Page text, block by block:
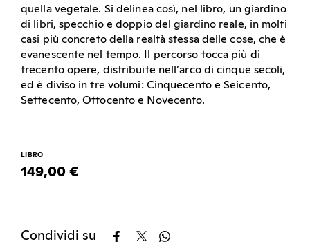
quella vegetale. Si delinea così, nel libro, un giardino
di libri, specchio e doppio del giardino reale, in molti
casi più concreto della realtà stessa delle cose, che è
evanescente nel tempo. Il percorso tocca più di
trecento opere, distribuite nell’arco di cinque secoli,
ed è diviso in tre volumi: Cinquecento e Seicento,
Settecento, Ottocento e Novecento.
LIBRO
149,00 €
Condividi su